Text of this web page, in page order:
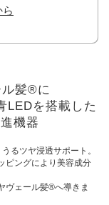
ル髪®に
LEDを搭載した
機器
るツヤ浸透サポート。
ピングにより美容成分
ヴェール髪®へ導きま